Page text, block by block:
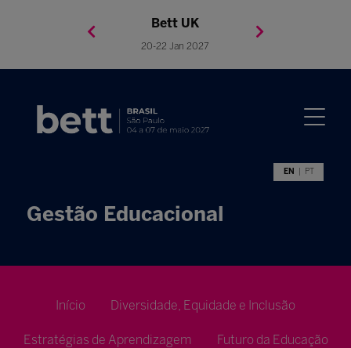
Bett UK
20-22 Jan 2027
Bett Brasil
05-08 Mai 2026
Bett Asia
23-24 Setembro 2026
Bett USA
8-10 November 2027
EN PT
Gestão Educacional
Início Diversidade, Equidade e Inclusão
Estratégias de Aprendizagem Futuro da Educação